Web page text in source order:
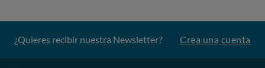
¿Quieres recibir nuestra Newsletter? Crea una cuenta